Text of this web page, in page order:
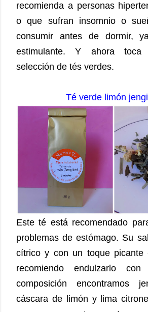
recomienda a personas
o que sufran insomnio o
consumir antes de dormir,
estimulante. Y ahora toca
selección de tés verdes.
Té verde limón
Este té está recomendado
problemas de estómago. Su
cítrico y con un toque picante
recomiendo endulzarlo
composición encontramos
cáscara de limón y lima